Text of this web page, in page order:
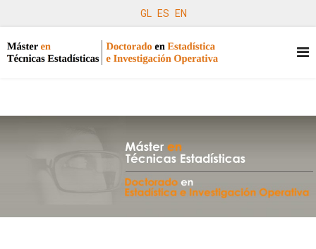
GL ES EN